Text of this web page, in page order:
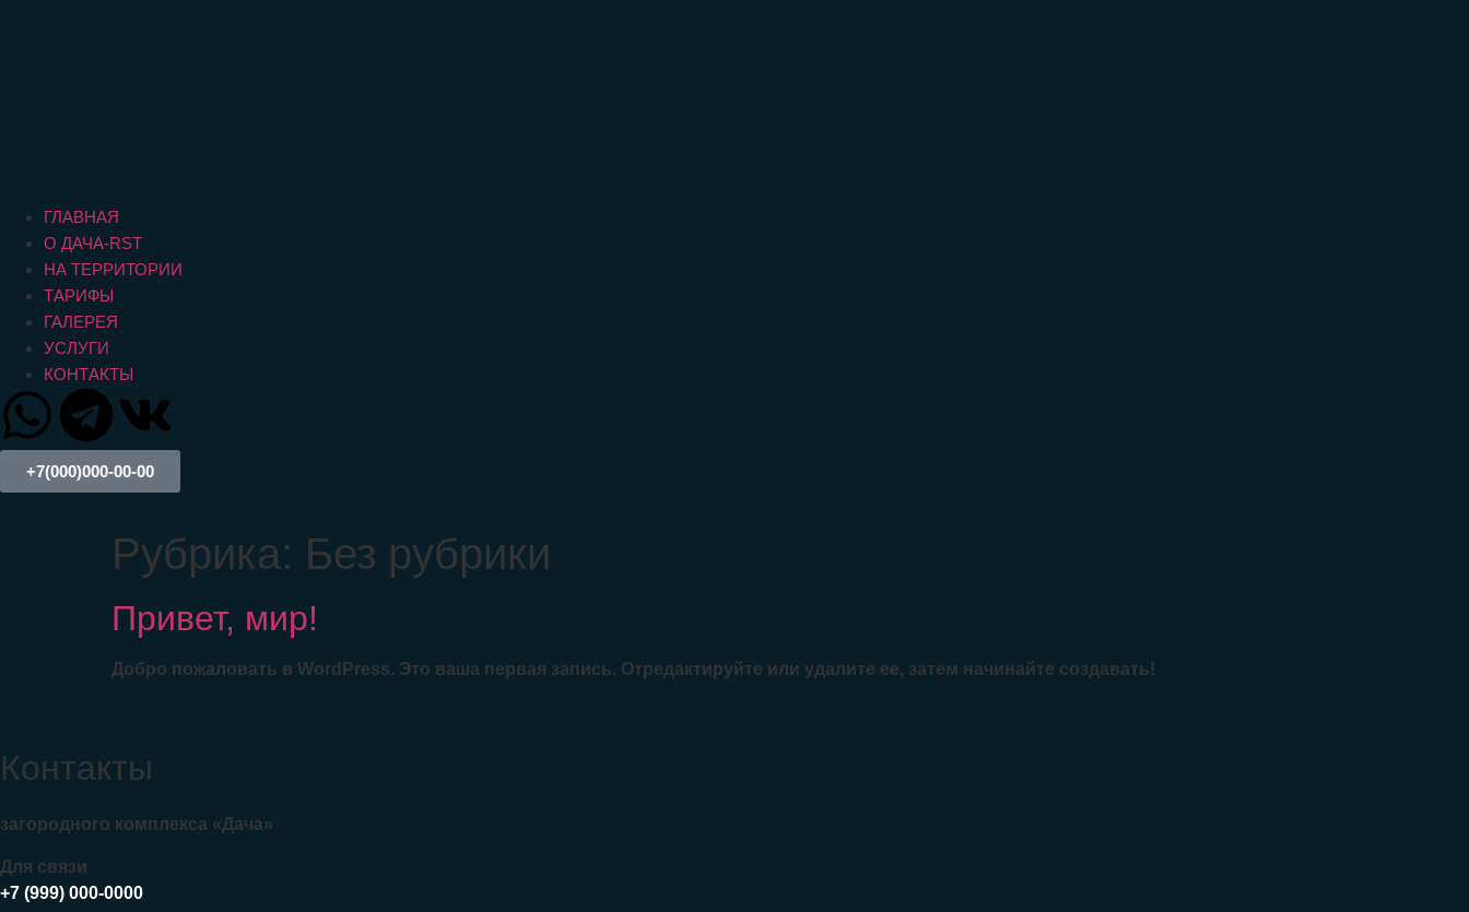
ГЛАВНАЯ
О ДАЧА-RST
НА ТЕРРИТОРИИ
ТАРИФЫ
ГАЛЕРЕЯ
УСЛУГИ
КОНТАКТЫ
+7(000)000-00-00
Рубрика: Без рубрики
Привет, мир!
Добро пожаловать в WordPress. Это ваша первая запись. Отредактируйте или удалите ее, затем начинайте создавать!
Контакты
загородного комплекса «Дача»
Для связи
+7 (999) 000-0000